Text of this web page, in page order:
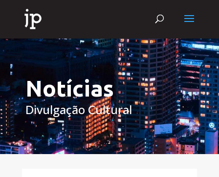
Notícias
Divulgação Cultural